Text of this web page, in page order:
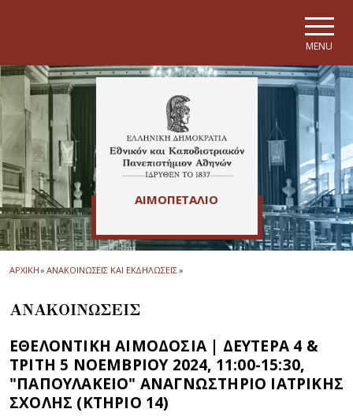
MENU
ΑΙΜΟΠΕΤΑΛΙΟ
ΑΡΧΙΚΗ» ΑΝΑΚΟΙΝΩΣΕΙΣ ΚΑΙ ΕΚΔΗΛΩΣΕΙΣ»
ΑΝΑΚΟΙΝΩΣΕΙΣ
ΕΘΕΛΟΝΤΙΚΗ ΑΙΜΟΔΟΣΙΑ | ΔΕΥΤΕΡΑ 4 &
ΤΡΙΤΗ 5 ΝΟΕΜΒΡΙΟΥ 2024, 11:00-15:30,
"ΠΑΠΟΥΛΑΚΕΙΟ" ΑΝΑΓΝΩΣΤΗΡΙΟ ΙΑΤΡΙΚΗΣ
ΣΧΟΛΗΣ (ΚΤΗΡΙΟ 14)